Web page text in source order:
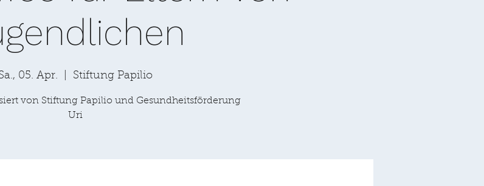
05. Apr. Stiftung Papilio
von Stiftung Papilio und Gesundheitsförderung
Uri